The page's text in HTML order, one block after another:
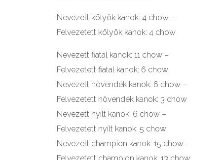
Nevezett kölyök kanok: 4 chow –
Felvezetett kölyök kanok: 4 chow
Nevezett fiatal kanok: 11 chow –
Felvezetett fiatal kanok: 6 chow
Nevezett növendék kanok: 6 chow –
Felvezetett növendék kanok: 3 chow
Nevezett nyílt kanok: 6 chow –
Felvezetett nyílt kanok: 5 chow
Nevezett champion kanok: 15 chow –